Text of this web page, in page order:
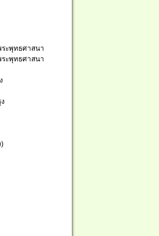
ะพุทธศาสนา
ะพุทธศาสนา